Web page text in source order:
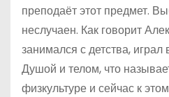
преподаёт этот предмет.
неслучаен. Как говорит
занимался с детства, играл
Душой и телом, что
физкультуре и сейчас к